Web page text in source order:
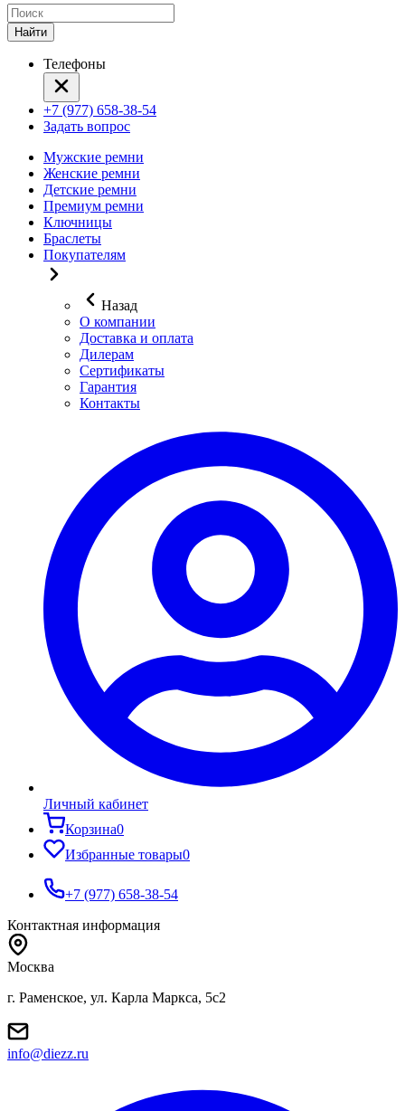
Найти
Телефоны
+7 (977) 658-38-54
Задать вопрос
Мужские ремни
Женские ремни
Детские ремни
Премиум ремни
Ключницы
Браслеты
Покупателям
Назад
О компании
Доставка и оплата
Дилерам
Сертификаты
Гарантия
Контакты
Личный кабинет
Корзина0
Избранные товары0
+7 (977) 658-38-54
Контактная информация
Москва
г. Раменское, ул. Карла Маркса, 5с2
info@diezz.ru